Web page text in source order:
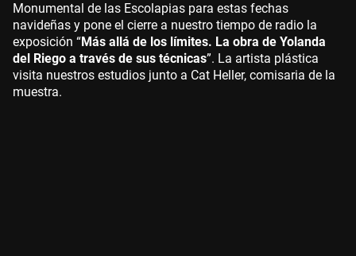
Monumental de las Escolapias para estas fechas
navideñas y pone el cierre a nuestro tiempo de radio la
exposición “Más allá de los límites. La obra de Yolanda
del Riego a través de sus técnicas”. La artista plástica
visita nuestros estudios junto a Cat Heller, comisaria de la
muestra.